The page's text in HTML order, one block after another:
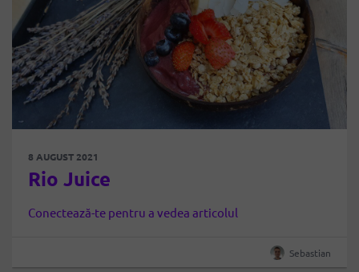
8 AUGUST 2021
Rio Juice
Conectează-te pentru a vedea articolul
Sebastian